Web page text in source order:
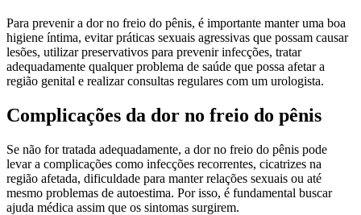
Para prevenir a dor no freio do pênis, é importante manter uma boa
higiene íntima, evitar práticas sexuais agressivas que possam causar
lesões, utilizar preservativos para prevenir infecções, tratar
adequadamente qualquer problema de saúde que possa afetar a
região genital e realizar consultas regulares com um urologista.
Complicações da dor no freio do pênis
Se não for tratada adequadamente, a dor no freio do pênis pode
levar a complicações como infecções recorrentes, cicatrizes na
região afetada, dificuldade para manter relações sexuais ou até
mesmo problemas de autoestima. Por isso, é fundamental buscar
ajuda médica assim que os sintomas surgirem.